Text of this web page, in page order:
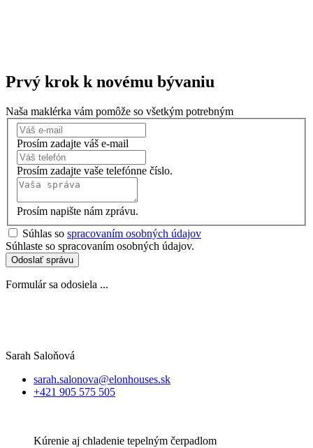
Prvý krok k novému bývaniu
Naša maklérka vám pomôže so všetkým potrebným
Prosím zadajte váš e-mail
Prosím zadajte vaše telefónne číslo.
Prosím napište nám zprávu.
Súhlas so spracovaním osobných údajov
Súhlaste so spracovaním osobných údajov.
Odoslať správu
Formulár sa odosiela ...
Sarah Saloňová
sarah.salonova@elonhouses.sk
+421 905 575 505
Kúrenie aj chladenie tepelným čerpadlom